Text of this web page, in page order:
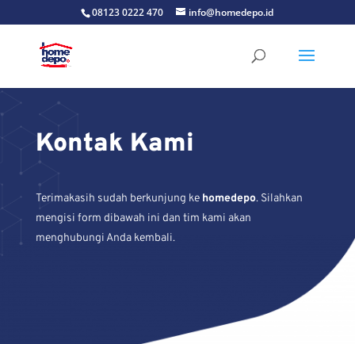
08123 0222 470 info@homedepo.id
Kontak Kami
Terimakasih sudah berkunjung ke homedepo. Silahkan
mengisi form dibawah ini dan tim kami akan
menghubungi Anda kembali.